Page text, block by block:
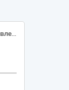
Джерело безперебійного (резервного) живлення для світлофорних об’єктів